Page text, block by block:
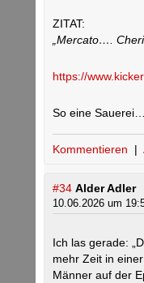
ZITAT:
„Mercato….
https://
So eine
Kommentieren |
#34 Alder Adler
10.06.2026 um
Ich las gerade:
mehr Zeit in
Männer auf der